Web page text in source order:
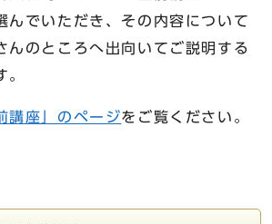
んでいただき、その内容について
んのところへ出向いてご説明する
。
講座」のページをご覧ください。